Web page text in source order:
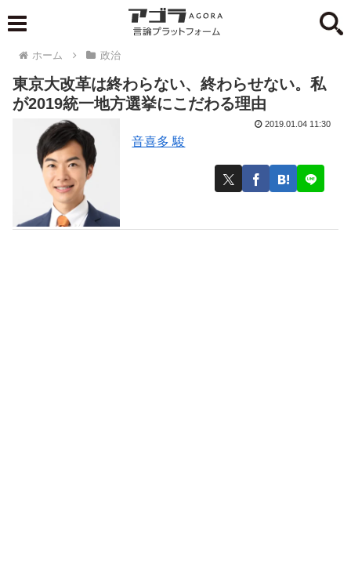
ホーム 政治
東京大改革は終わらない、終わらせない。私
が2019統一地方選挙にこだわる理由
音喜多 駿
2019.01.04 11:30